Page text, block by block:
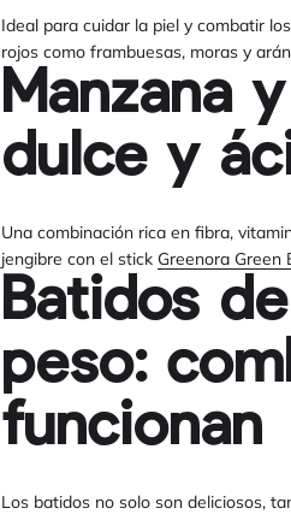
Ideal para cuidar la piel y combatir
rojos como frambuesas, moras y
Manzana
dulce y
Una combinación rica en fibra,
jengibre con el stick Greenora Green
Batidos
peso:
funcionan
Los batidos no solo son deliciosos,